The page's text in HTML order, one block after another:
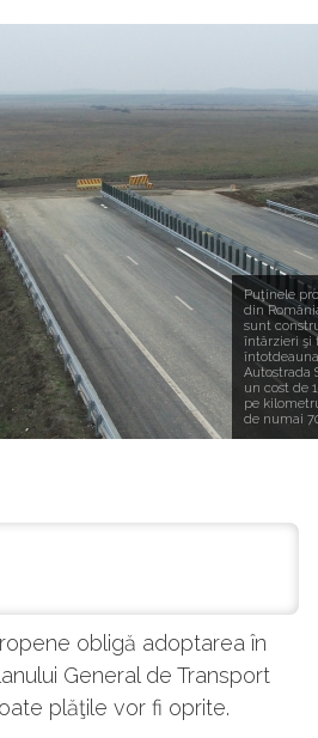
Puţinele
din
sunt
întârzieri şi
Autostrada
un cost de
pe
de numai
obligă adoptarea în
General de Transport
plăţile vor fi oprite.